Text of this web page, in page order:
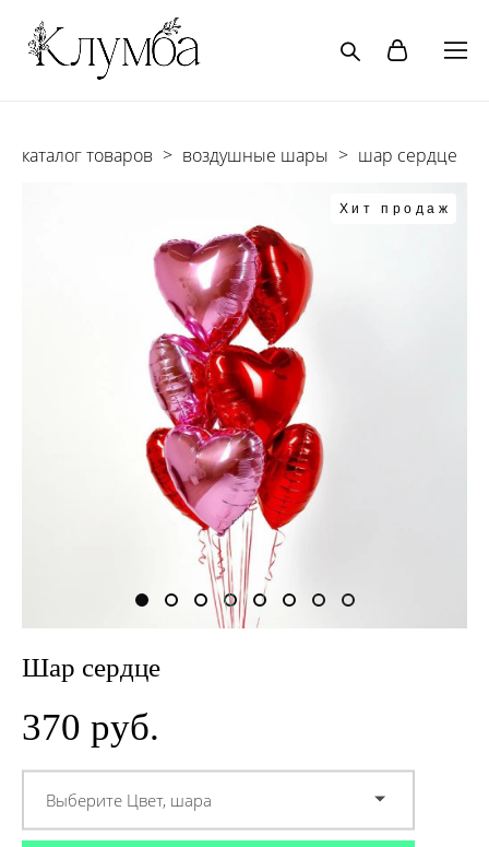
каталог товаров > воздушные шары > шар сердце
Хит продаж
Шар сердце
370 pуб.
Выберите Цвет, шара